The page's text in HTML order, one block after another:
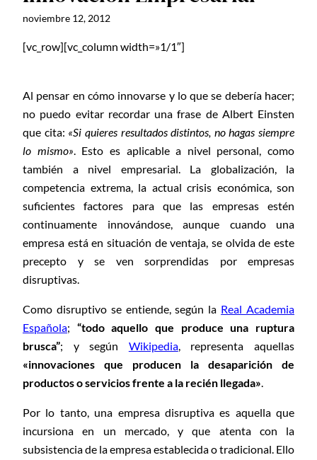
noviembre 12, 2012
[vc_row][vc_column width=»1/1″]
Al pensar en cómo innovarse y lo que se debería hacer;
no puedo evitar recordar una frase de Albert Einsten
que cita: «Si quieres resultados distintos, no hagas siempre
lo mismo» . Esto es aplicable a nivel personal, como
también a nivel empresarial. La globalización, la
competencia extrema, la actual crisis económica, son
suficientes factores para que las empresas estén
continuamente innovándose, aunque cuando una
empresa está en situación de ventaja, se olvida de este
precepto y se ven sorprendidas por empresas
disruptivas.
Como disruptivo se entiende, según la Real Academia
Española; “todo aquello que produce una ruptura
brusca”; y según Wikipedia, representa aquellas
«innovaciones que producen la desaparición de
productos o servicios frente a la recién llegada».
Por lo tanto, una empresa disruptiva es aquella que
incursiona en un mercado, y que atenta con la
subsistencia de la empresa establecida o tradicional. Ello